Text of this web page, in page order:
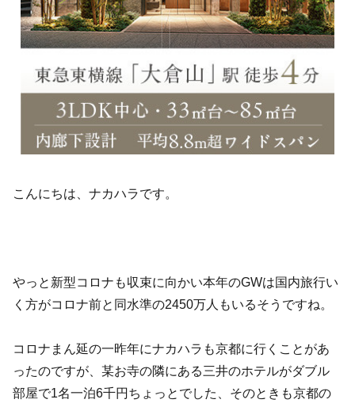
こんにちは、ナカハラです。
やっと新型コロナも収束に向かい本年のGWは国内旅行い
く方がコロナ前と同水準の2450万人もいるそうですね。
コロナまん延の一昨年にナカハラも京都に行くことがあ
ったのですが、某お寺の隣にある三井のホテルがダブル
部屋で1名一泊6千円ちょっとでした、そのときも京都の